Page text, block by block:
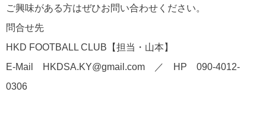
ご興味がある方はぜひお問い合わせください。
問合せ先
HKD FOOTBALL CLUB【担当・山本】
E-Mail HKDSA.KY@gmail.com ／ HP 090-4012-
0306